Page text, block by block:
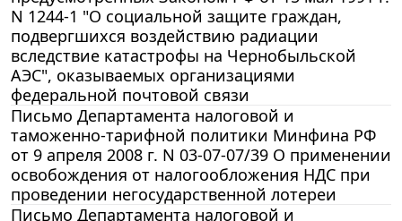
N 1244-1 "О социальной защите граждан,
подвергшихся воздействию радиации
вследствие катастрофы на Чернобыльской
АЭС", оказываемых организациями
федеральной почтовой связи
Письмо Департамента налоговой и
таможенно-тарифной политики Минфина РФ
от 9 апреля 2008 г. N 03-07-07/39 О применении
освобождения от налогообложения НДС при
проведении негосударственной лотереи
Письмо Департамента налоговой и